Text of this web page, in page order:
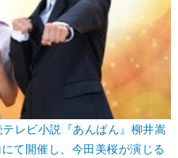
レビ小説『あんぱん』柳井嵩
て開催し、今田美桜が演じる